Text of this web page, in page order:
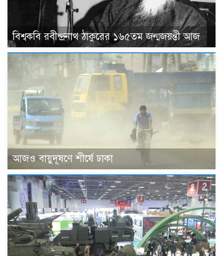
বিশ্বকবি রবীন্দ্রনাথ ঠাকুরের ১৬৫তম জন্মজয়ন্তী আজ
আজও বায়ুদূষণে শীর্ষে ঢাকা